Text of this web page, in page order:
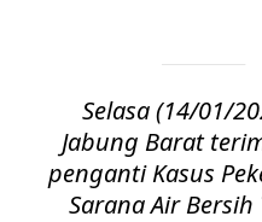
Selasa (14/01/
Jabung Barat
penganti Kasus
Sarana Air